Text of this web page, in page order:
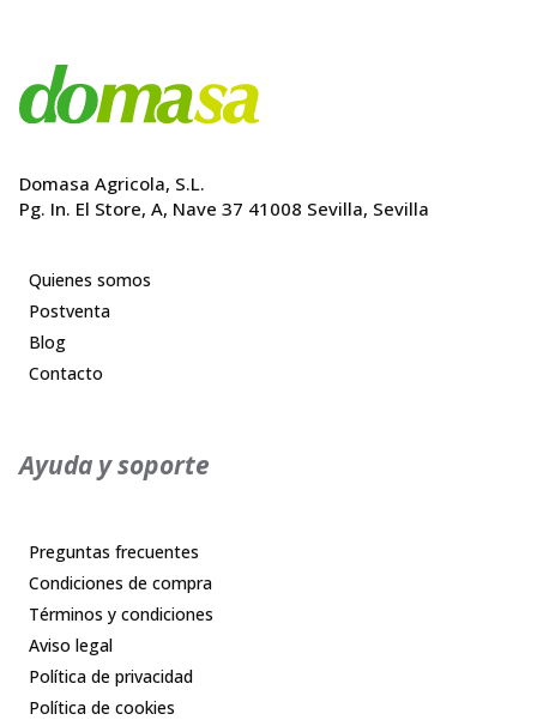
Domasa Agricola, S.L.
Pg. In. El Store, A, Nave 37 41008 Sevilla, Sevilla
Quienes somos
Postventa
Blog
Contacto
Ayuda y soporte
Preguntas frecuentes
Condiciones de compra
Términos y condiciones
Aviso legal
Política de privacidad
Política de cookies